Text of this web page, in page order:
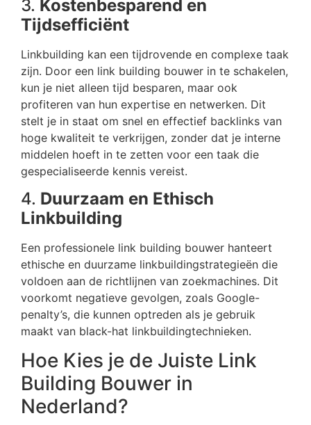
3. Kostenbesparend en
Tijdsefficiënt
Linkbuilding kan een tijdrovende en complexe taak
zijn. Door een link building bouwer in te schakelen,
kun je niet alleen tijd besparen, maar ook
profiteren van hun expertise en netwerken. Dit
stelt je in staat om snel en effectief backlinks van
hoge kwaliteit te verkrijgen, zonder dat je interne
middelen hoeft in te zetten voor een taak die
gespecialiseerde kennis vereist.
4. Duurzaam en Ethisch
Linkbuilding
Een professionele link building bouwer hanteert
ethische en duurzame linkbuildingstrategieën die
voldoen aan de richtlijnen van zoekmachines. Dit
voorkomt negatieve gevolgen, zoals Google-
penalty’s, die kunnen optreden als je gebruik
maakt van black-hat linkbuildingtechnieken.
Hoe Kies je de Juiste Link
Building Bouwer in
Nederland?